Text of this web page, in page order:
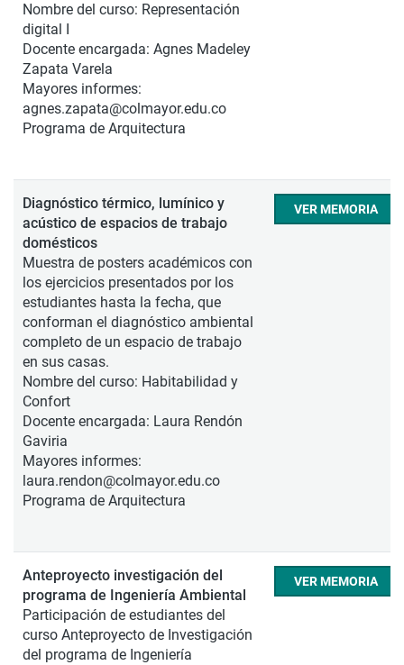
Nombre del curso: Representación
digital I
Docente encargada: Agnes Madeley
Zapata Varela
Mayores informes:
agnes.zapata@colmayor.edu.co
Programa de Arquitectura
Diagnóstico térmico, lumínico y
acústico de espacios de trabajo
domésticos
Muestra de posters académicos con
los ejercicios presentados por los
estudiantes hasta la fecha, que
conforman el diagnóstico ambiental
completo de un espacio de trabajo
en sus casas.
Nombre del curso: Habitabilidad y
Confort
Docente encargada: Laura Rendón
Gaviria
Mayores informes:
laura.rendon@colmayor.edu.co
Programa de Arquitectura
VER MEMORIA
Anteproyecto investigación del
programa de Ingeniería Ambiental
Participación de estudiantes del
curso Anteproyecto de Investigación
del programa de Ingeniería
VER MEMORIA